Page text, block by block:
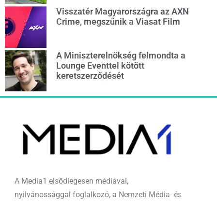
Visszatér Magyarországra az AXN
Crime, megszűnik a Viasat Film
A Miniszterelnökség felmondta a
Lounge Eventtel kötött
keretszerződését
A Media1 elsődlegesen médiával,
nyilvánossággal foglalkozó, a Nemzeti Média- és